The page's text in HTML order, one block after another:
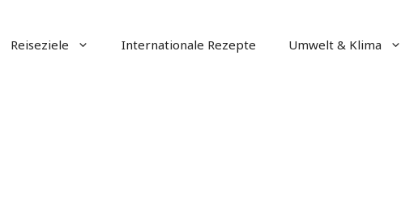
Reiseziele Internationale Rezepte Umwelt & Klima